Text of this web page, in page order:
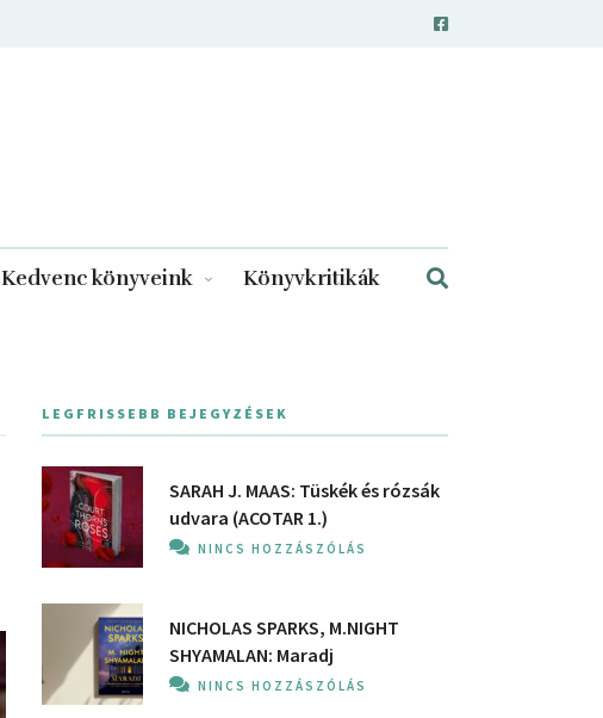
Kedvenc könyveink Könyvkritikák
LEGFRISSEBB BEJEGYZÉSEK
SARAH J. MAAS: Tüskék és rózsák
udvara (ACOTAR 1.)
NINCS HOZZÁSZÓLÁS
NICHOLAS SPARKS, M.NIGHT
SHYAMALAN: Maradj
NINCS HOZZÁSZÓLÁS